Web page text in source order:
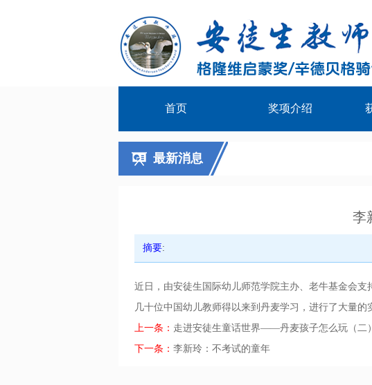
首页 奖项介绍
最新消息
李
摘要:
近日，由安徒生国际幼儿师范学院主办、老牛基金会支
几十位中国幼儿教师得以来到丹麦学习，进行了大量
上一条： 走进安徒生童话世界——丹麦孩子怎么玩（二）
下一条： 李新玲：不考试的童年